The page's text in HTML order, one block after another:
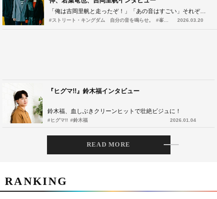
「俺は吉岡里帆と走ったぞ！」「あの音はすごい」それぞれの忘れがたいシーンとは？
#ストリート・キングダム 自分の音を鳴らせ。 #峯田和伸 2026.03.20
『ヒグマ!!』鈴木福インタビュー
鈴木福、血しぶきクリーンヒットで壮絶ビジュに！
#ヒグマ!! #鈴木福 2026.01.04
READ MORE
RANKING